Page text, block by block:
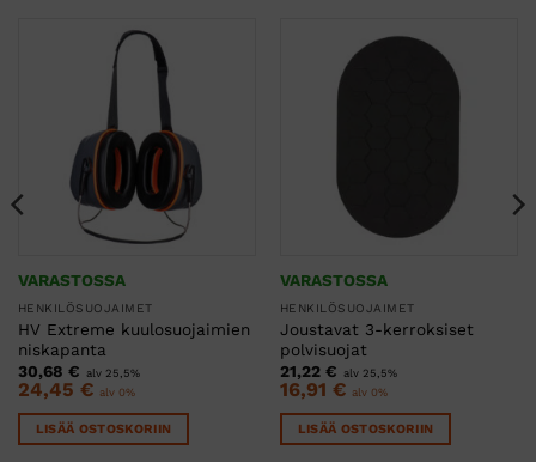
VARASTOSSA
HENKILÖSUOJAIMET
HV Extreme kuulosuojaimien
niskapanta
30,68 € alv 25,5%
24,45 € alv 0%
LISÄÄ OSTOSKORIIN
VARASTOSSA
HENKILÖSUOJAIMET
Joustavat 3-kerroksiset
polvisuojat
21,22 € alv 25,5%
16,91 € alv 0%
LISÄÄ OSTOSKORIIN